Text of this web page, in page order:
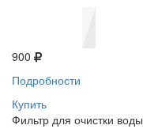
900
Подробности
Купить
Фильтр для очистки воды